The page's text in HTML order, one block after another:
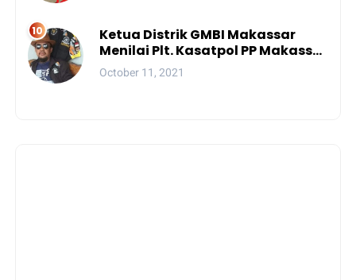
Ketua Distrik GMBI Makassar
Menilai Plt. Kasatpol PP Makassar
Melanggar Kode Etik ASN
October 11, 2021